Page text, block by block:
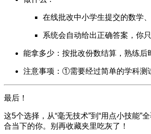
在线批改中小学生提交的数学
系统会自动给出正确答案，你
能拿多少：按批改份数结算，熟练
注意事项：①需要经过简单的学科
最后！
这5个选择，从“毫无技术”到“用点小技能”
合当下的你。别再收藏夹里吃灰了！